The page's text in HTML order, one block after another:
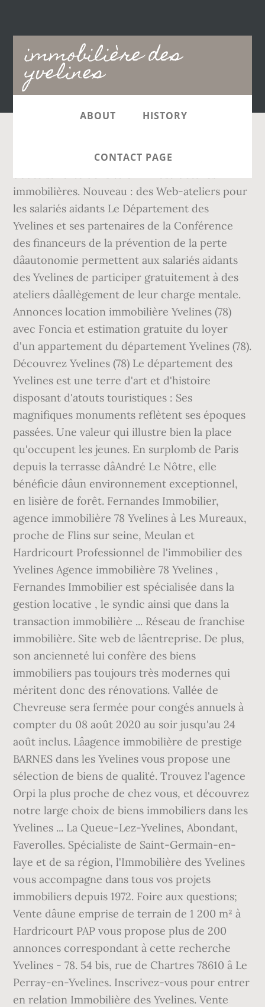
immobilière des
yvelines
Main
navigation
ABOUT HISTORY
CONTACT PAGE
Des projets de rénovation. Cela explique sans
immobilières. Nouveau : des Web-ateliers pour
les salariés aidants Le Département des
Yvelines et ses partenaires de la Conférence
des financeurs de la prévention de la perte
dâautonomie permettent aux salariés aidants
des Yvelines de participer gratuitement à des
ateliers dâallègement de leur charge mentale.
Annonces location immobilière Yvelines (78)
avec Foncia et estimation gratuite du loyer
d'un appartement du département Yvelines (78).
Découvrez Yvelines (78) Le département des
Yvelines est une terre d'art et d'histoire
disposant d'atouts touristiques : Ses
magnifiques monuments reflètent ses époques
passées. Une valeur qui illustre bien la place
qu'occupent les jeunes. En surplomb de Paris
depuis la terrasse dâAndré Le Nôtre, elle
bénéficie dâun environnement exceptionnel,
en lisière de forêt. Fernandes Immobilier,
agence immobilière 78 Yvelines à Les Mureaux,
proche de Flins sur seine, Meulan et
Hardricourt Professionnel de l'immobilier des
Yvelines Agence immobilière 78 Yvelines ,
Fernandes Immobilier est spécialisée dans la
gestion locative , le syndic ainsi que dans la
transaction immobilière ... Réseau de franchise
immobilière. Site web de lâentreprise. De plus,
son ancienneté lui confère des biens
immobiliers pas toujours très modernes qui
méritent donc des rénovations. Vallée de
Chevreuse sera fermée pour congés annuels à
compter du 08 août 2020 au soir jusqu'au 24
août inclus. Lâagence immobilière de prestige
BARNES dans les Yvelines vous propose une
sélection de biens de qualité. Trouvez l'agence
Orpi la plus proche de chez vous, et découvrez
notre large choix de biens immobiliers dans les
Yvelines ... La Queue-Lez-Yvelines, Abondant,
Faverolles. Spécialiste de Saint-Germain-en-
laye et de sa région, l'Immobilière des Yvelines
vous accompagne dans tous vos projets
immobiliers depuis 1972. Foire aux questions;
Vente dâune emprise de terrain de 1 200 m² à
Hardricourt PAP vous propose plus de 200
annonces correspondant à cette recherche
Yvelines - 78. 54 bis, rue de Chartres 78610 â Le
Perray-en-Yvelines. Inscrivez-vous pour entrer
en relation Immobilière des Yvelines. Vente